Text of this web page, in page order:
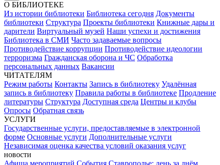
О БИБЛИОТЕКЕ
Из истории библиотеки Библиотека сегодня Документы
библиотеки Структура Проекты библиотеки Книжные дары и
дарители Виртуальный музей Наши успехи и достижения
Библиотека в СМИ Часто задаваемые вопросы
Противодействие коррупции Противодействие идеологии
терроризма Гражданская оборона и ЧС Обработка
персональных данных Вакансии
ЧИТАТЕЛЯМ
Режим работы Контакты Запись в библиотеку Удалённая
запись в библиотеку Правила работы в библиотеке Продление
литературы Структура Доступная среда Центры и клубы
Опросы Обратная связь
УСЛУГИ
Государственные услуги, предоставляемые в электронной
форме Основные услуги Дополнительные услуги
Независимая оценка качества условий оказания услуг
новости
Афиша мероприятий События Ставрополье: день за днём